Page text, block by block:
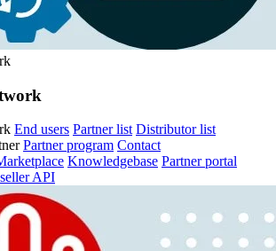
End users Partner list Distributor list
Partner program Contact
Knowledgebase Partner portal
API